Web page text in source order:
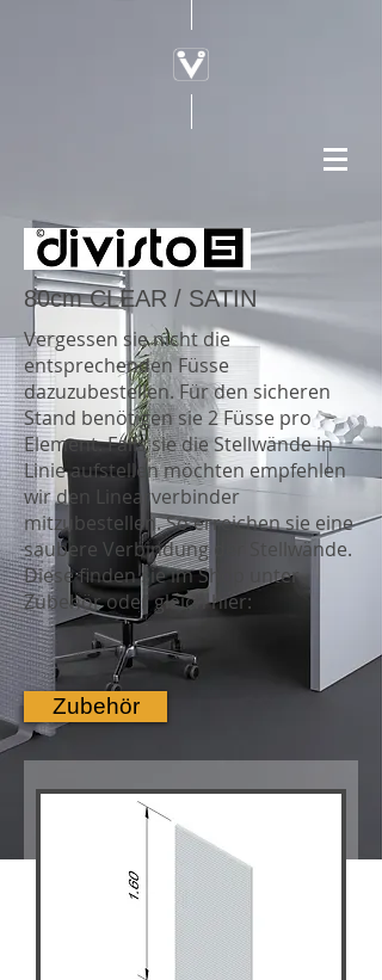
80cm CLEAR / SATIN
Vergessen sie nicht die
entsprechenden Füsse
dazuzubestellen. Für den sicheren
Stand benötigen sie 2 Füsse pro
Element. Falls sie die Stellwände in
Linie aufstellen möchten empfehlen
wir den Linearverbinder
mitzubestellen. So erreichen sie eine
saubere Verbindung der Stellwände.
Diese finden sie im Shop unter
Zubehör oder gleich hier:
Zubehör